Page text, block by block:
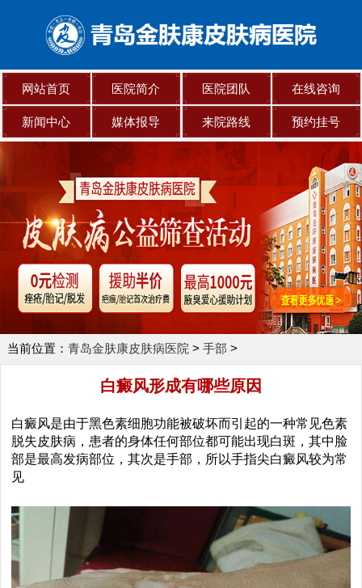
网站首页 医院简介 医院团队 在线咨询
新闻中心 媒体报导 来院路线 预约挂号
当前位置： 青岛金肤康皮肤病医院 > 手部 >
白癜风形成有哪些原因
白癜风是由于黑色素细胞功能被破坏而引起的一种常见色素
脱失皮肤病，患者的身体任何部位都可能出现白斑，其中脸
部是最高发病部位，其次是手部，所以手指尖白癜风较为常
见